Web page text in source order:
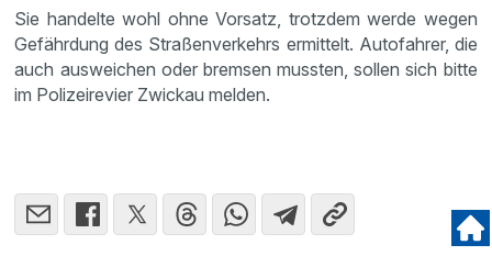
Sie handelte wohl ohne Vorsatz, trotzdem werde wegen
Gefährdung des Straßenverkehrs ermittelt. Autofahrer, die
auch ausweichen oder bremsen mussten, sollen sich bitte
im Polizeirevier Zwickau melden.